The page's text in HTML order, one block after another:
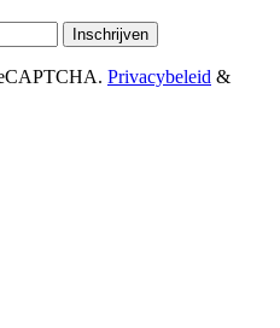
Inschrijven
Privacybeleid &